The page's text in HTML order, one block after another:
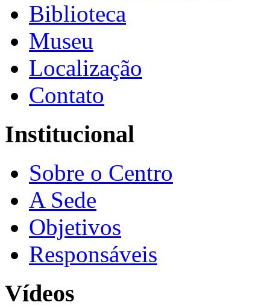
Biblioteca
Museu
Localização
Contato
Institucional
Sobre o Centro
A Sede
Objetivos
Responsáveis
Vídeos